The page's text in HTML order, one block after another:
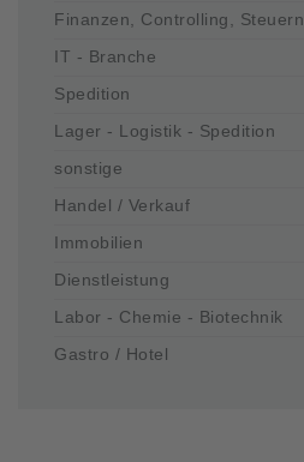
Finanzen, Controlling, Steuern
IT - Branche
Spedition
Lager - Logistik - Spedition
sonstige
Handel / Verkauf
Immobilien
Dienstleistung
Labor - Chemie - Biotechnik
Gastro / Hotel